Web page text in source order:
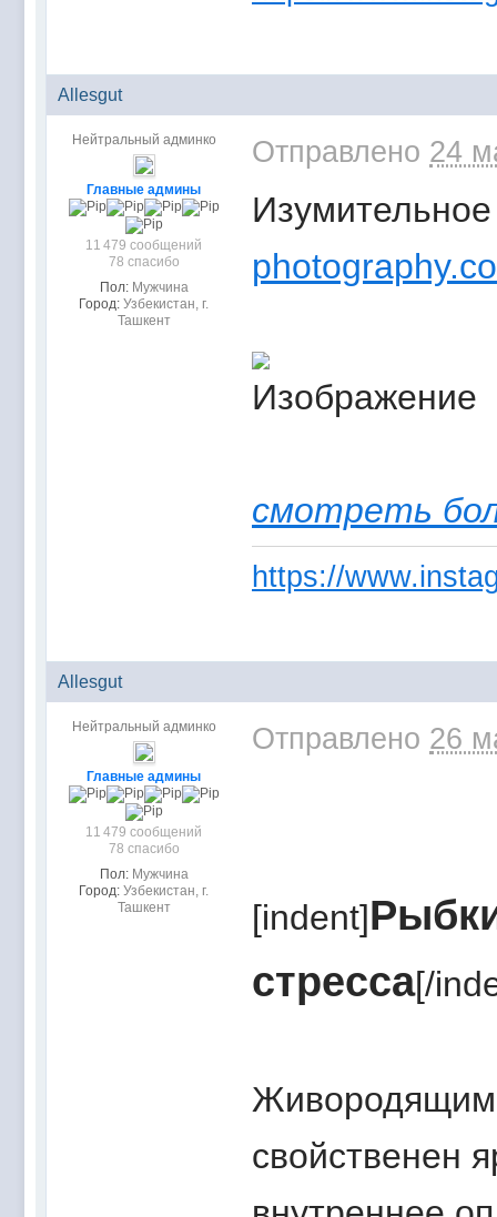
Allesgut
Нейтральный админко
Главные админы
11 479 сообщений
78 спасибо
Пол: Мужчина
Город: Узбекистан, г.
Ташкент
Отправлено 24
смотреть
https://
Allesgut
Нейтральный админко
Главные админы
11 479 сообщений
78 спасибо
Пол: Мужчина
Город: Узбекистан, г.
Ташкент
Отправлено 26
[indent]
стресса[/
Живородящим
свойственен